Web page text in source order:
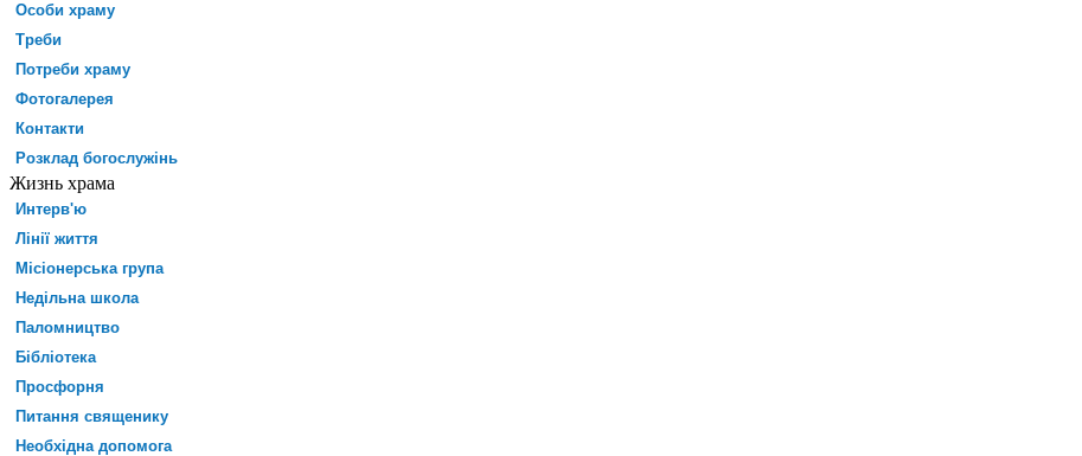
Особи храму
Треби
Потреби храму
Фотогалерея
Контакти
Розклад богослужінь
Жизнь храма
Интерв'ю
Лінії життя
Місіонерська група
Недільна школа
Паломництво
Бібліотека
Просфорня
Питання священику
Необхідна допомога